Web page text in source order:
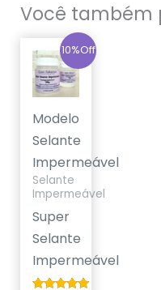
Você também
10%Off
Modelo
Selante
Impermeável
Selante
Impermeável
Super
Selante
Impermeável
preço
original
era:
R$179,90.
preço
atual
é:
R$159,90.